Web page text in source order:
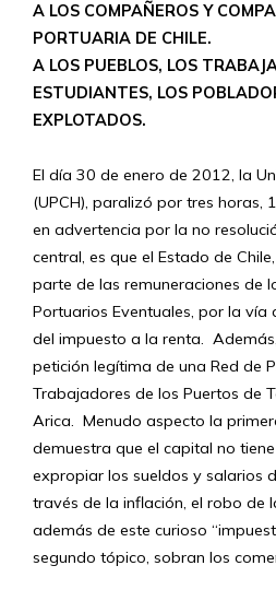
A LOS COMPAÑEROS Y
PORTUARIA DE CHILE.
A LOS PUEBLOS, LOS
ESTUDIANTES, LOS
EXPLOTADOS.
El día 30 de enero de 2012, la
(UPCH), paralizó por tres horas,
en advertencia por la no
central, es que el Estado de
parte de las remuneraciones de
Portuarios Eventuales, por la vía
del impuesto a la renta.
petición legítima de una Red de
Trabajadores de los Puertos de
Arica. Menudo aspecto la
demuestra que el capital no
expropiar los sueldos y salarios
través de la inflación, el robo de
además de este curioso
segundo tópico, sobran los